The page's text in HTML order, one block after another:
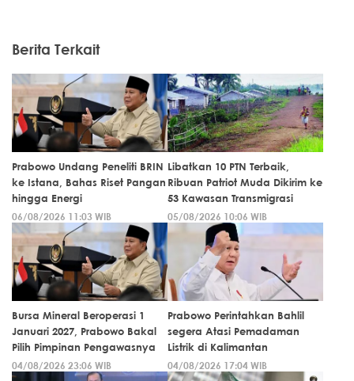
Berita Terkait
Prabowo Undang Peneliti BRIN
ke Istana, Bahas Riset Pangan
hingga Energi
06/08/2026 11:03 WIB
Libatkan 10 PTN Terbaik,
Ribuan Patriot Muda Dikirim ke
53 Kawasan Transmigrasi
05/08/2026 10:06 WIB
Bursa Mineral Beroperasi 1
Januari 2027, Prabowo Bakal
Pilih Pimpinan Pengawasnya
04/08/2026 23:06 WIB
Prabowo Perintahkan Bahlil
segera Atasi Pemadaman
Listrik di Kalimantan
04/08/2026 17:04 WIB